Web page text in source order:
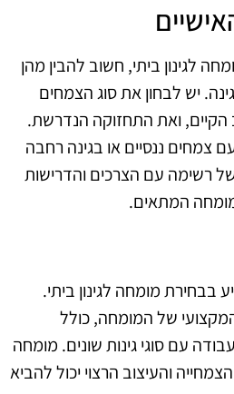
לגינון ביתי, חשוב להבין מהן
יש לבחון את סוג הצמחים
ואת התחזוקה הנדרשת.
צמחים ננסיים או בגינה רחבה
רשימה עם הצרכים והדרישות
המתאים.
בבחירת מומחה לגינון ביתי.
של המומחה, כולל
עם סוגי גינות שונים. מומחה
והעיצוב הרצוי יכול להביא